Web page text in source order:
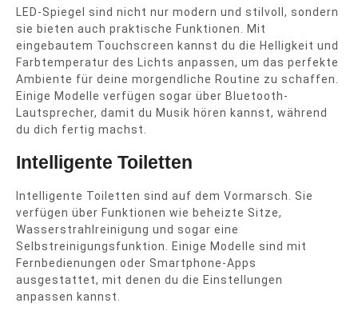
LED-Spiegel sind nicht nur modern und stilvoll, sondern
sie bieten auch praktische Funktionen. Mit
eingebautem Touchscreen kannst du die Helligkeit und
Farbtemperatur des Lichts anpassen, um das perfekte
Ambiente für deine morgendliche Routine zu schaffen.
Einige Modelle verfügen sogar über Bluetooth-
Lautsprecher, damit du Musik hören kannst, während
du dich fertig machst.
Intelligente Toiletten
Intelligente Toiletten sind auf dem Vormarsch. Sie
verfügen über Funktionen wie beheizte Sitze,
Wasserstrahlreinigung und sogar eine
Selbstreinigungsfunktion. Einige Modelle sind mit
Fernbedienungen oder Smartphone-Apps
ausgestattet, mit denen du die Einstellungen
anpassen kannst.